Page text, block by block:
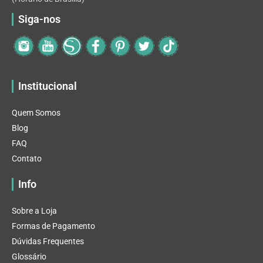
Siga-nos
Institucional
Quem Somos
Blog
FAQ
Contato
Info
Sobre a Loja
Formas de Pagamento
Dúvidas Frequentes
Glossário